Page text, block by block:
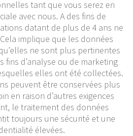
tant que vous serez en
avec nous. A des fins de
datant de plus de 4 ans ne
implique que les données
ne sont plus pertinentes
fins d’analyse ou de marketing
elles ont été collectées.
peuvent être conservées plus
en raison d’autres exigences
le traitement des données
toujours une sécurité et une
élevées.